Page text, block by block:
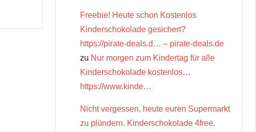
Freebie! Heute schon Kostenlos
Kinderschokolade gesichert?
https://pirate-deals.d… – pirate-deals.de
zu Nur morgen zum Kindertag für alle
Kinderschokolade kostenlos…
https://www.kinde…
Nicht vergessen, heute euren Supermarkt
zu plündern. Kinderschokolade 4free.